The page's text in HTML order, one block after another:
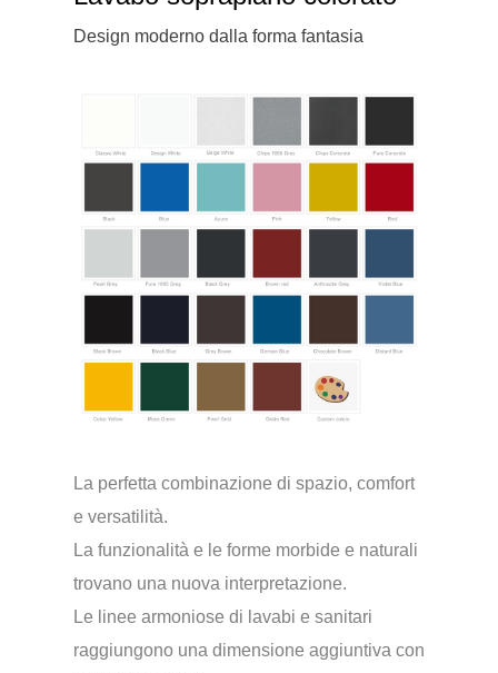
Design moderno dalla forma fantasia
La perfetta combinazione di spazio, comfort
e versatilità.
La funzionalità e le forme morbide e naturali
trovano una nuova interpretazione.
Le linee armoniose di lavabi e sanitari
raggiungono una dimensione aggiuntiva con